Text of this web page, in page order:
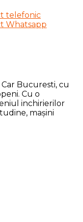
Bucuresti, cu
Cu o
inchirierilor
mașini